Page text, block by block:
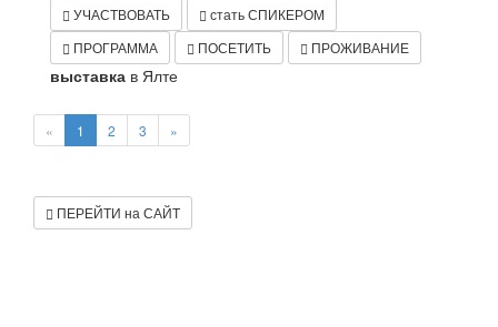
УЧАСТВОВАТЬ
стать СПИКЕРОМ
ПРОГРАММА
ПОСЕТИТЬ ПРОЖИВАНИЕ
выставка в Ялте
« 1 2 3 »
ПЕРЕЙТИ на САЙТ